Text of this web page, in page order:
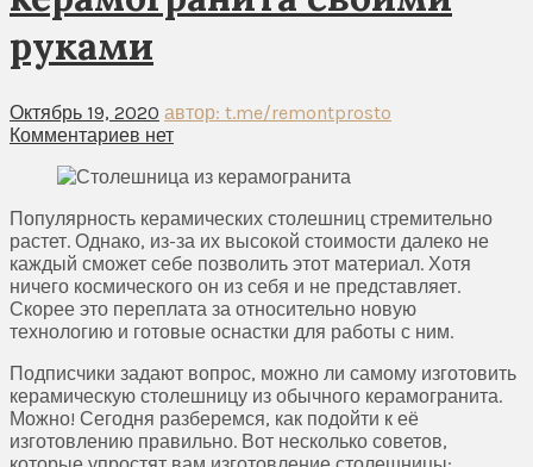
руками
Октябрь 19, 2020 автор: t.me/remontprosto
Комментариев нет
Популярность керамических столешниц стремительно
растет. Однако, из-за их высокой стоимости далеко не
каждый сможет себе позволить этот материал. Хотя
ничего космического он из себя и не представляет.
Скорее это переплата за относительно новую
технологию и готовые оснастки для работы с ним.
Подписчики задают вопрос, можно ли самому изготовить
керамическую столешницу из обычного керамогранита.
Можно! Сегодня разберемся, как подойти к её
изготовлению правильно. Вот несколько советов,